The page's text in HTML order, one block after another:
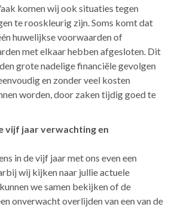
komen wij ook situaties tegen
te rooskleurig zijn. Soms komt dat
huwelijkse voorwaarden of
met elkaar hebben afgesloten. Dit
grote nadelige financiële gevolgen
en zonder veel kosten
worden, door zaken tijdig goed te
vijf jaar verwachting en
in de vijf jaar met ons even een
wij kijken naar jullie actuele
we samen bekijken of de
onverwacht overlijden van een van de